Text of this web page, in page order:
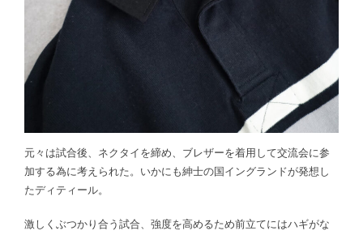
元々は試合後、ネクタイを締め、ブレザーを着用して交流会に参
加する為に考えられた。いかにも紳士の国イングランドが発想し
たディティール。
激しくぶつかり合う試合、強度を高めるため前立てにはハギがな